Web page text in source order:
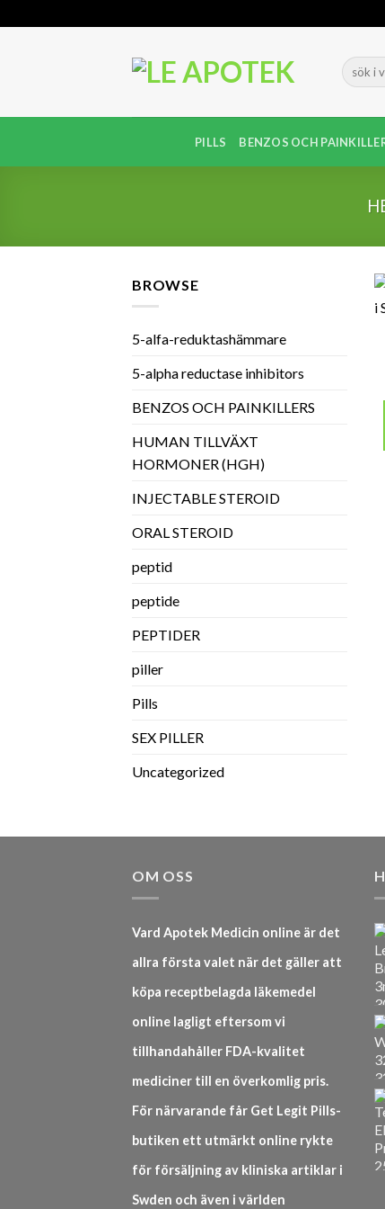
to
PILLS BENZOS OCH
BROWSE
5-alfa-reduktashämmare
5-alpha reductase inhibitors
BENZOS OCH PAINKILLERS
HUMAN TILLVÄXT
HORMONER (HGH)
INJECTABLE STEROID
ORAL STEROID
peptid
peptide
PEPTIDER
piller
Pills
SEX PILLER
Uncategorized
OM OSS
Vard Apotek Medicin online är det
allra första valet när det gäller att
köpa receptbelagda läkemedel
online lagligt eftersom vi
tillhandahåller FDA-kvalitet
mediciner till en överkomlig pris.
För närvarande får Get Legit Pills-
butiken ett utmärkt online rykte
för försäljning av kliniska artiklar i
Swden och även i världen